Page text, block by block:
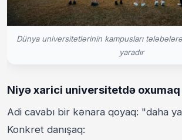
Dünya universitetlərinin kampusları
yaradır
Niyə xarici universitetdə oxumaq
Adi cavabı bir kənara qoyaq: "daha
Konkret danışaq: